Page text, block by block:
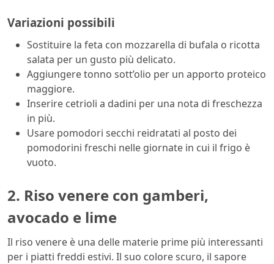
Variazioni possibili
Sostituire la feta con mozzarella di bufala o ricotta
salata per un gusto più delicato.
Aggiungere tonno sott’olio per un apporto proteico
maggiore.
Inserire cetrioli a dadini per una nota di freschezza
in più.
Usare pomodori secchi reidratati al posto dei
pomodorini freschi nelle giornate in cui il frigo è
vuoto.
2. Riso venere con gamberi,
avocado e lime
Il riso venere è una delle materie prime più interessanti
per i piatti freddi estivi. Il suo colore scuro, il sapore